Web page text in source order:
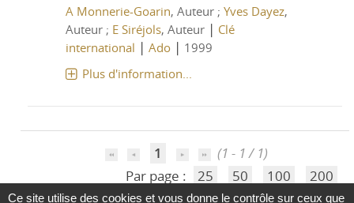
A Monnerie-Goarin, Auteur ; Yves Dayez,
Auteur ; E Siréjols, Auteur | Clé
international | Ado| 1999
Plus d'information...
1
(1 - 1 / 1)
Par page :
25 50 100 200
Ce site utilise des cookies et vous donne le contrôle sur ceux que